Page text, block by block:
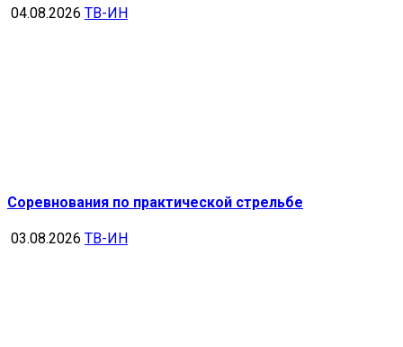
04.08.2026 ТВ-ИН
Соревнования по практической стрельбе
03.08.2026 ТВ-ИН